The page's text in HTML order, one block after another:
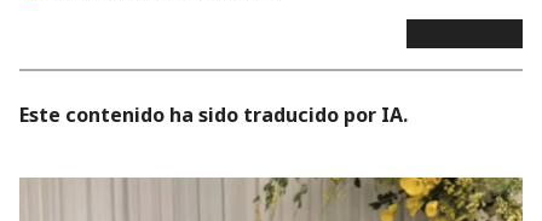
Este contenido ha sido traducido por IA.